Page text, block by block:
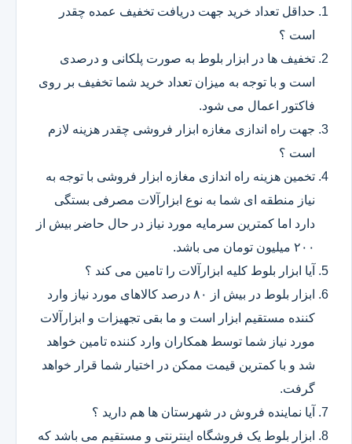
حداقل تعداد خرید جهت دریافت تخفیف عمده چقدر
است ؟
تخفیف ها در ابزار بلوط به صورت پلکانی و درصدی
است و با توجه به میزان تعداد خرید شما تخفیف بر روی
فاکتور اعمال می شود.
جهت راه اندازی مغازه ابزار فروشی چقدر هزینه لازم
است ؟
تخمین هزینه راه اندازی مغازه ابزار فروشی با توجه به
نیاز منطقه ای شما به نوع ابزارآلات مصرفی بستگی
دارد اما کمترین سرمایه مورد نیاز در حال حاضر بیش از
۲۰۰ میلیون تومان می باشد.
آیا ابزار بلوط کلیه ابزارآلات را تامین می کند ؟
ابزار بلوط در بیش از ۸۰ درصد کالاهای مورد نیاز وارد
کننده مستقیم ابزار است و ما بقی تجهیزات و ابزارآلات
مورد نیاز شما توسط همکاران وارد کننده تامین خواهد
شد و با کمترین قیمت ممکن در اختیار شما قرار خواهد
گرفت.
آیا نماینده فروش در شهرستان ها هم دارید ؟
ابزار بلوط یک فروشگاه اینترنتی و مستقیم می باشد که